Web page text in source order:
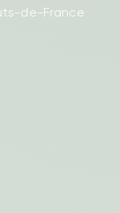
de-France